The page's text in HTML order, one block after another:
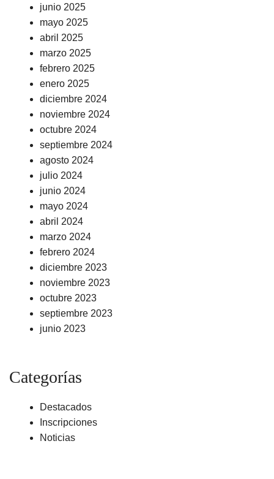
junio 2025
mayo 2025
abril 2025
marzo 2025
febrero 2025
enero 2025
diciembre 2024
noviembre 2024
octubre 2024
septiembre 2024
agosto 2024
julio 2024
junio 2024
mayo 2024
abril 2024
marzo 2024
febrero 2024
diciembre 2023
noviembre 2023
octubre 2023
septiembre 2023
junio 2023
Categorías
Destacados
Inscripciones
Noticias